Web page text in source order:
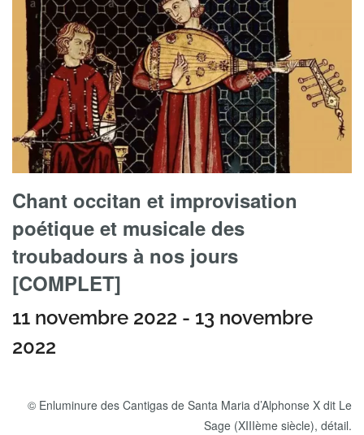
Chant occitan et improvisation
poétique et musicale des
troubadours à nos jours
[COMPLET]
11 novembre 2022 - 13 novembre
2022
© Enluminure des Cantigas de Santa Maria d’Alphonse X dit Le
Sage (XIIIème siècle), détail.